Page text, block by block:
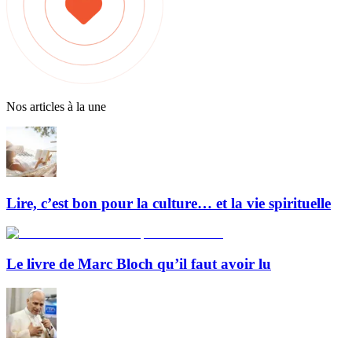
Nos articles à la une
Lire, c’est bon pour la culture… et la vie spirituelle
Le livre de Marc Bloch qu’il faut avoir lu